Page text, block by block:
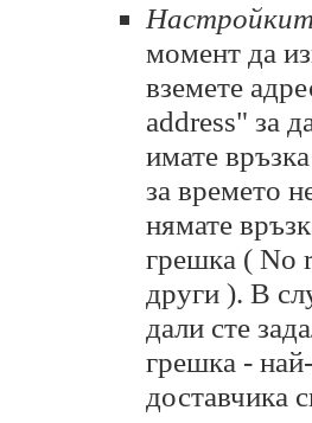
момент да
вземете
address" за
имате
за времето
нямате
грешка ( No
други ). В
дали сте
грешка -
доставчика